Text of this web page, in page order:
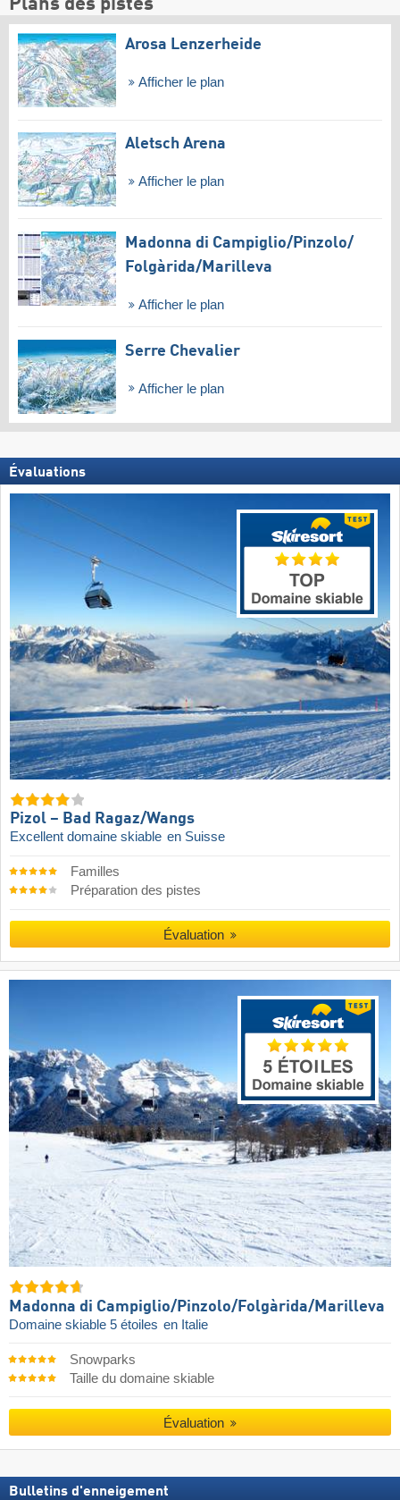
Plans des pistes
Arosa Lenzerheide
Afficher le plan
Aletsch Arena
Afficher le plan
Madonna di Campiglio/​Pinzolo/​
Folgàrida/​Marilleva
Afficher le plan
Serre Chevalier
Afficher le plan
Évaluations
Pizol – Bad Ragaz/​Wangs
Excellent domaine skiable en Suisse
Familles
Préparation des pistes
Évaluation
Madonna di Campiglio/​Pinzolo/​Folgàrida/​Marilleva
Domaine skiable 5 étoiles en Italie
Snowparks
Taille du domaine skiable
Évaluation
Bulletins d'enneigement